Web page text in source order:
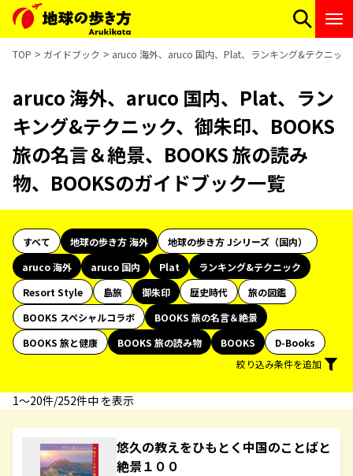
TOP ガイドブック aruco 海外、aruco 国内、Plat、ランキング&テクニッ
aruco 海外、aruco 国内、Plat、ラン
キング&テクニック、御朱印、BOOKS
旅の名言＆絶景、BOOKS 旅の読み
物、BOOKSのガイドブック一覧
すべて 地球の歩き方 海外
地球の歩き方 Jシリーズ（国内）
aruco 海外
aruco 国内 Plat
ランキング&テクニック
Resort Style
島旅 御朱印 歴史時代
旅の図鑑
BOOKS スペシャルコラボ
BOOKS 旅の名言＆絶景
BOOKS 旅と健康
BOOKS 旅の読み物 BOOKS
D-Books
絞り込み条件を追加
1〜20件/252件中 を表示
悠久の教えをひもとく中国のことばと
絶景１００